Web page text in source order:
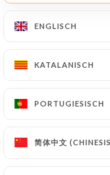
ENGLISCH
KATALANISCH
PORTUGIESISCH
简体中文
ENGLISCH
KATALANISCH
PORTUGIESISCH
简体中文